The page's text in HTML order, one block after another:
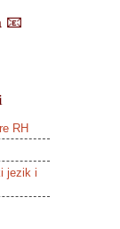
📧
RH
jezik i